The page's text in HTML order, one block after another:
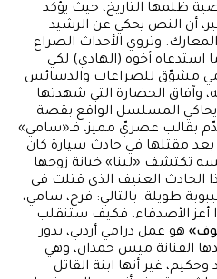
ظلمها التاريخ، حيث يؤكد
أن النص يحكي عن الرشيد
وتروي الأحداث الصراع
استدعاه أخوه (الهادي) لكي
مشوّق للصراعات والدسائس
وآفاق الحضارة التي شهدتها
يحاكي المسلسل الواقع بقصة
بقالب عصريّ مميز، فـ«سامي»
مقتلها في حادث سيارة كان
تكتشف «لينا» خيانة زوجها
الحادث العنيف الذي قتلت في
طويلة. بالتالي: فرح، سامي،
أعز الأصدقاء، فكيف ستنقلب
هو عمل درامي أردني، تدور
الفنانة ميس حمدان، وهي
غير أنها ابنة القاتل